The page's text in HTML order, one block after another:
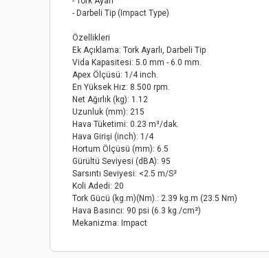
- Darbeli Tip (Impact Type)
Özellikleri
Ek Açıklama: Tork Ayarlı, Darbeli Tip
Vida Kapasitesi: 5.0 mm - 6.0 mm.
Apex Ölçüsü: 1/4 inch.
En Yüksek Hız: 8.500 rpm.
Net Ağırlık (kg): 1.12
Uzunluk (mm): 215
Hava Tüketimi: 0.23 m³/dak.
Hava Girişi (inch): 1/4
Hortum Ölçüsü (mm): 6.5
Gürültü Seviyesi (dBA): 95
Sarsıntı Seviyesi: <2.5 m/S²
Koli Adedi: 20
Tork Gücü (kg.m)(Nm).: 2.39 kg.m (23.5 Nm)
Hava Basıncı: 90 psi (6.3 kg./cm²)
Mekanizma: Impact